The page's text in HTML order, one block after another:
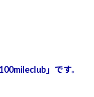
」です。